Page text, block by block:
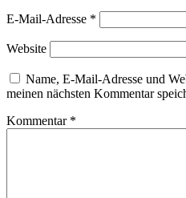
E-Mail-Adresse *
Website
Name, E-Mail-Adresse und
meinen nächsten Kommentar
Kommentar *